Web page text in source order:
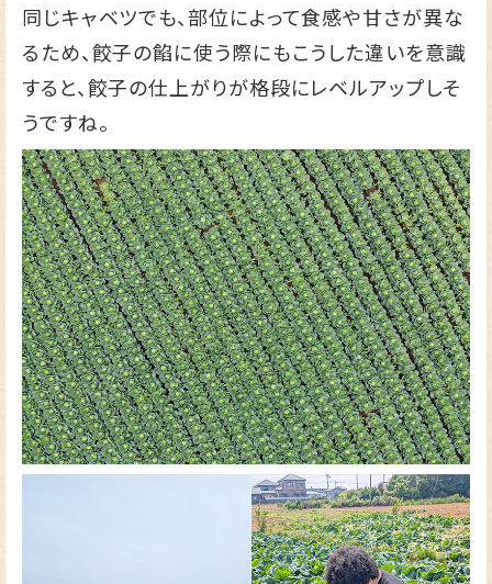
同じキャベツでも、部位によって食感や甘さが異な
るため、餃子の餡に使う際にもこうした違いを意識
すると、餃子の仕上がりが格段にレベルアップしそ
うですね。